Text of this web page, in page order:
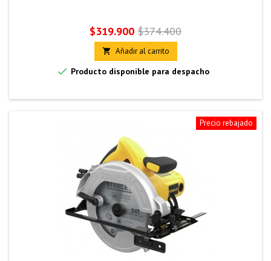
Precio
$319.900 Precio
base
$374.400
 Añadir al carrito
 Producto disponible para despacho
Precio rebajado